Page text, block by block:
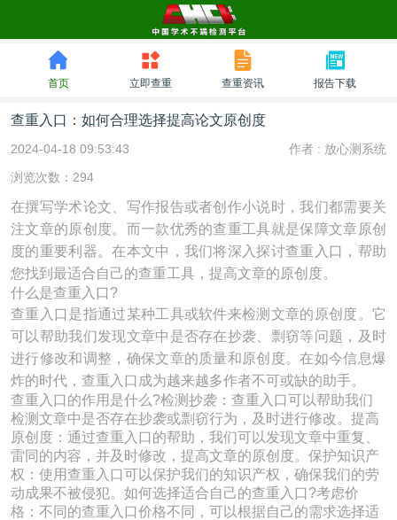
首页 立即查重 查重资讯 报告下载
查重入口：如何合理选择提高论文原创度
2024-04-18 09:53:43 作者 : 放心测系统
浏览次数：294
在撰写学术论文、写作报告或者创作小说时，我们都需要关
注文章的原创度。而一款优秀的查重工具就是保障文章原创
度的重要利器。在本文中，我们将深入探讨查重入口，帮助
您找到最适合自己的查重工具，提高文章的原创度。
什么是查重入口?
查重入口是指通过某种工具或软件来检测文章的原创度。它
可以帮助我们发现文章中是否存在抄袭、剽窃等问题，及时
进行修改和调整，确保文章的质量和原创度。在如今信息爆
炸的时代，查重入口成为越来越多作者不可或缺的助手。
查重入口的作用是什么?检测抄袭：查重入口可以帮助我们
检测文章中是否存在抄袭或剽窃行为，及时进行修改。提高
原创度：通过查重入口的帮助，我们可以发现文章中重复、
雷同的内容，并及时修改，提高文章的原创度。保护知识产
权：使用查重入口可以保护我们的知识产权，确保我们的劳
动成果不被侵犯。如何选择适合自己的查重入口?考虑价
格：不同的查重入口价格不同，可以根据自己的需求选择适